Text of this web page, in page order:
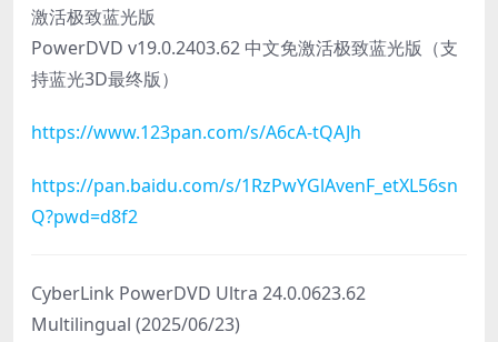
激活极致蓝光版
PowerDVD v19.0.2403.62 中文免激活极致蓝光版（支
持蓝光3D最终版）
https://www.123pan.com/s/A6cA-tQAJh
https://pan.baidu.com/s/1RzPwYGlAvenF_etXL56sn
Q?pwd=d8f2
CyberLink PowerDVD Ultra 24.0.0623.62
Multilingual (2025/06/23)